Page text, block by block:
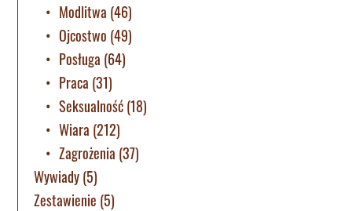
Modlitwa (46)
Ojcostwo (49)
Posługa (64)
Praca (31)
Seksualność(18)
Wiara (212)
Zagrożenia (37)
Wywiady(5)
Zestawienie (5)